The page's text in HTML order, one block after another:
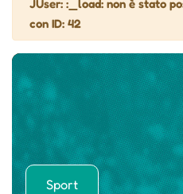
Attenzione
JUser: :_load: non è stato
con ID: 42
Sport